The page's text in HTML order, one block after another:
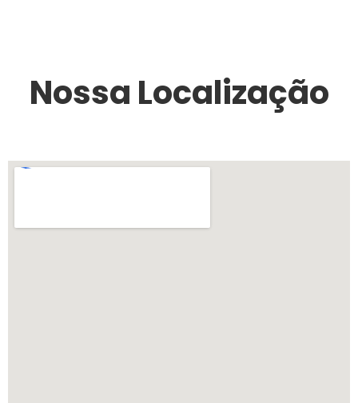
Nossa Localização